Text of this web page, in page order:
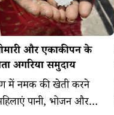
और एकाकीपन के
अगरिया समुदाय
में नमक की खेती करने
पानी, भोजन और